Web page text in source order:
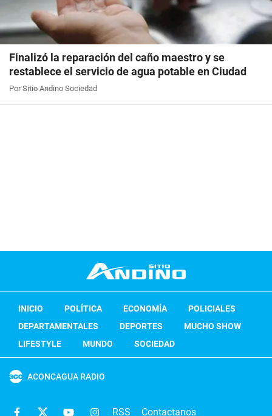
Finalizó la reparación del caño maestro y se
restablece el servicio de agua potable en Ciudad
Por Sitio Andino Sociedad
INICIO POLÍTICA ECONOMÍA
POLICIALES
DEPARTAMENTALES
DEPORTES
MUCHO SHOW
LIFESTYLE
MUNDO SOCIEDAD
ACONCAGUA RADIO
RSS Contactanos